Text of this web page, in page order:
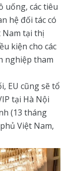
uống, các tiêu
hệ đối tác có
Nam tại thị
kiện cho các
nghiệp tham
EU cũng sẽ tổ
tại Hà Nội
(13 tháng
Việt Nam,